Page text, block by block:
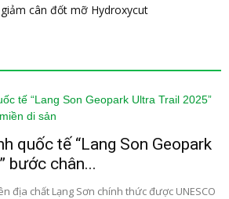
quốc tế “Lang Son Geopark
bước chân...
địa chất Lạng Sơn chính thức được UNESCO